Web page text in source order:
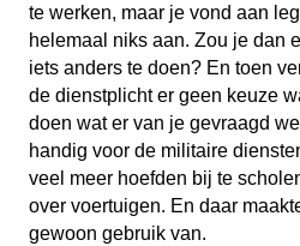
te werken, maar je vond aan
helemaal niks aan. Zou je dan
iets anders te doen? En toen
de dienstplicht er geen keuze
doen wat er van je gevraagd
handig voor de militaire
veel meer hoefden bij te
over voertuigen. En daar
gewoon gebruik van.